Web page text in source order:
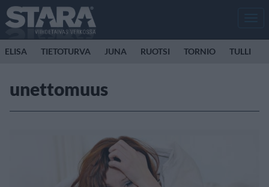
ELISA TIETOTURVA JUNA RUOTSI TORNIO TULLI
unettomuus